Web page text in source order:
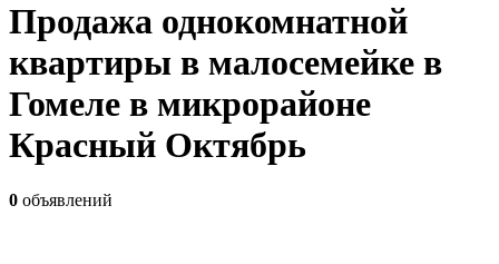
Продажа однокомнатной
квартиры в малосемейке в
Гомеле в микрорайоне
Красный Октябрь
0 объявлений